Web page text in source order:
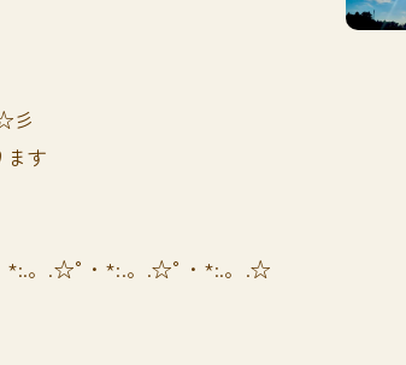
彡
す
*:.。.☆°・*:.。.☆°・*:.。.☆